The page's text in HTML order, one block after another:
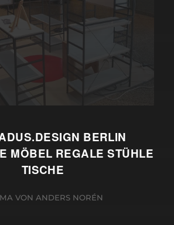
BERLIN
MÖBEL REGALE STÜHLE
TISCHE
VON ANDERS NORÉN